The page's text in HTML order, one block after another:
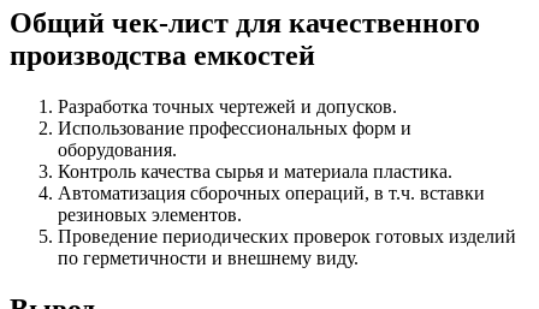
Общий чек-лист для качественного
производства емкостей
Разработка точных чертежей и допусков.
Использование профессиональных форм и
оборудования.
Контроль качества сырья и материала пластика.
Автоматизация сборочных операций, в т.ч. вставки
резиновых элементов.
Проведение периодических проверок готовых изделий
по герметичности и внешнему виду.